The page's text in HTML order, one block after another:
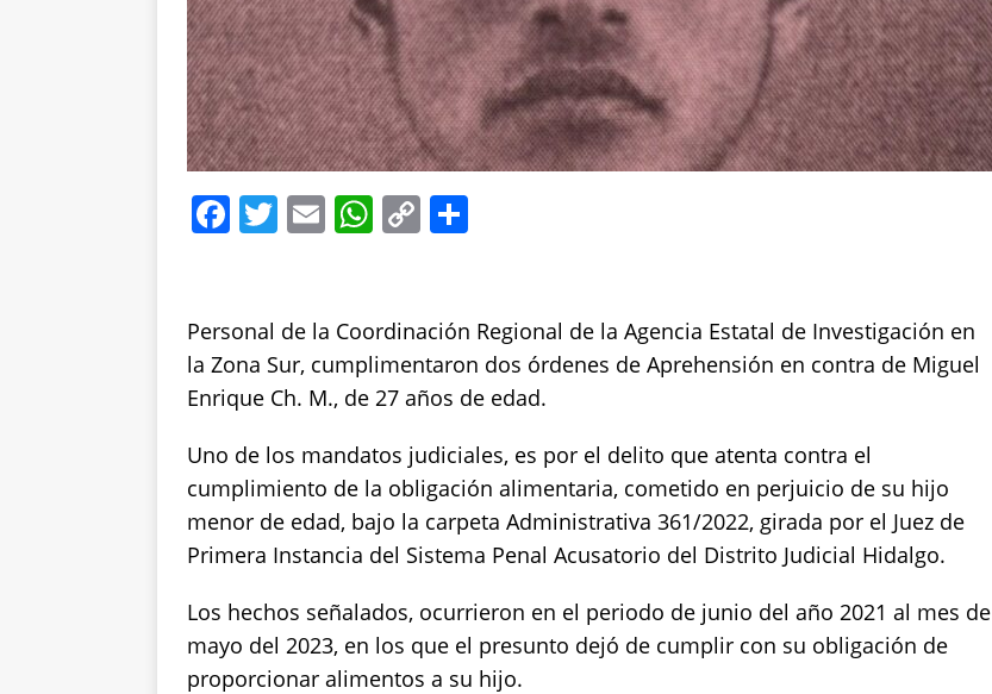
F
e
b
o
o
k
T
te
r
E
l
W
s
A
p
p
C
y
Li
n
k
re
Personal de la Coordinación Regional de la Agencia Estatal de Investigación en
la Zona Sur, cumplimentaron dos órdenes de Aprehensión en contra de Miguel
Enrique Ch. M., de 27 años de edad.
Uno de los mandatos judiciales, es por el delito que atenta contra el
cumplimiento de la obligación alimentaria, cometido en perjuicio de su hijo
menor de edad, bajo la carpeta Administrativa 361/2022, girada por el Juez de
Primera Instancia del Sistema Penal Acusatorio del Distrito Judicial Hidalgo.
Los hechos señalados, ocurrieron en el periodo de junio del año 2021 al mes de
mayo del 2023, en los que el presunto dejó de cumplir con su obligación de
proporcionar alimentos a su hijo.